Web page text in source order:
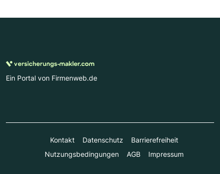
Ein Portal von Firmenweb.de
Kontakt Datenschutz
Barrierefreiheit
Nutzungsbedingungen
AGB Impressum